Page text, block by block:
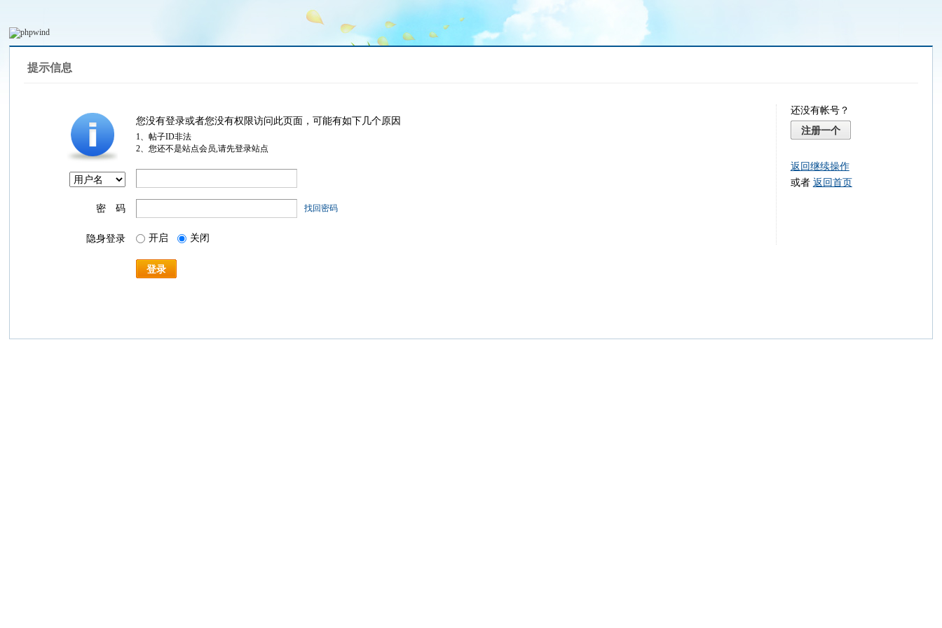
提示信息
您没有登录或者您没有权限访问此页面，可能有如下几个原因
1、帖子ID非法
2、您还不是站点会员,请先登录站点
密 码 找回密码
隐身登录 开启 关闭
登录
还没有帐号？
注册一个
返回继续操作
或者 返回首页